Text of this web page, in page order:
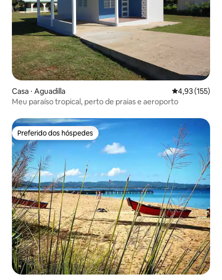
Casa ⋅ Aguadilla 4,93 de uma
4,93 (155)
Meu paraíso tropical, perto de praias e aeroporto
Preferido dos hóspedes
Preferido dos hóspedes